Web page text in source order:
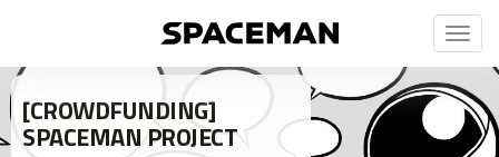
Toggle
[CROWDFUNDING]
SPACEMAN PROJECT